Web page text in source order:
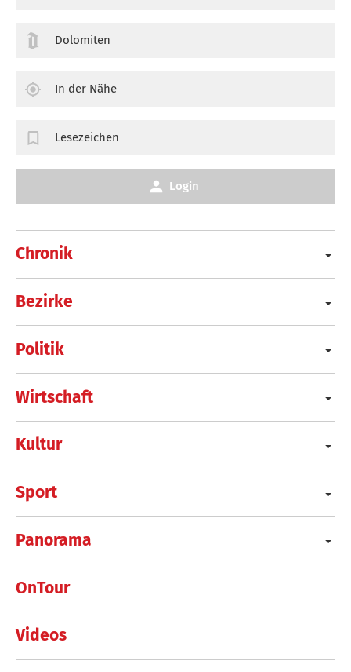
Chronik
Bezirke
Politik
Wirtschaft
Kultur
Sport
Panorama
OnTour
Videos
Dolomiten
In der Nähe
Lesezeichen
Login